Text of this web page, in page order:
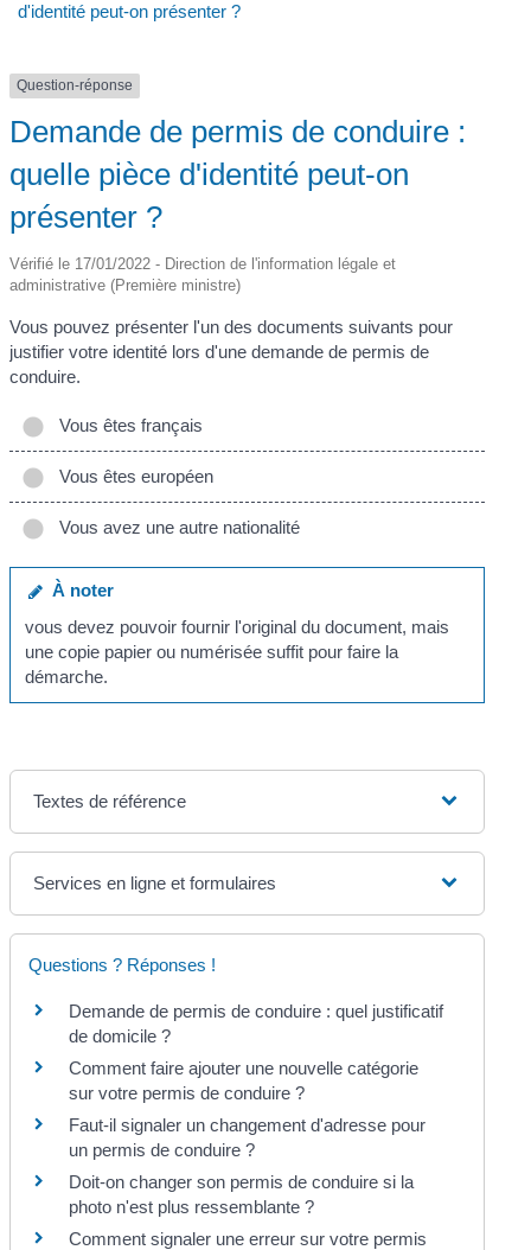
d'identité peut-on présenter ?
Question-réponse
Demande de permis de conduire :
quelle pièce d'identité peut-on
présenter ?
Vérifié le 17/01/2022 - Direction de l'information légale et
administrative (Première ministre)
Vous pouvez présenter l'un des documents suivants pour
justifier votre identité lors d'une demande de permis de
conduire.
Vous êtes français
Vous êtes européen
Vous avez une autre nationalité
À noter
vous devez pouvoir fournir l'original du document, mais
une copie papier ou numérisée suffit pour faire la
démarche.
Textes de référence
Services en ligne et formulaires
Questions ? Réponses !
Demande de permis de conduire : quel justificatif
de domicile ?
Comment faire ajouter une nouvelle catégorie
sur votre permis de conduire ?
Faut-il signaler un changement d'adresse pour
un permis de conduire ?
Doit-on changer son permis de conduire si la
photo n'est plus ressemblante ?
Comment signaler une erreur sur votre permis